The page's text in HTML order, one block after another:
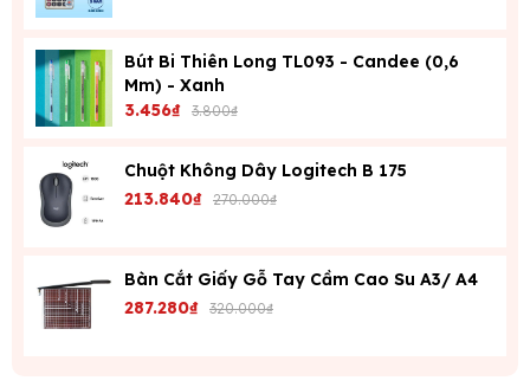
Bút Bi Thiên Long TL093 - Candee (0,6
Mm) - Xanh
3.456₫ 3.800₫
Chuột Không Dây Logitech B 175
213.840₫ 270.000₫
Bàn Cắt Giấy Gỗ Tay Cầm Cao Su A3/ A4
287.280₫ 320.000₫